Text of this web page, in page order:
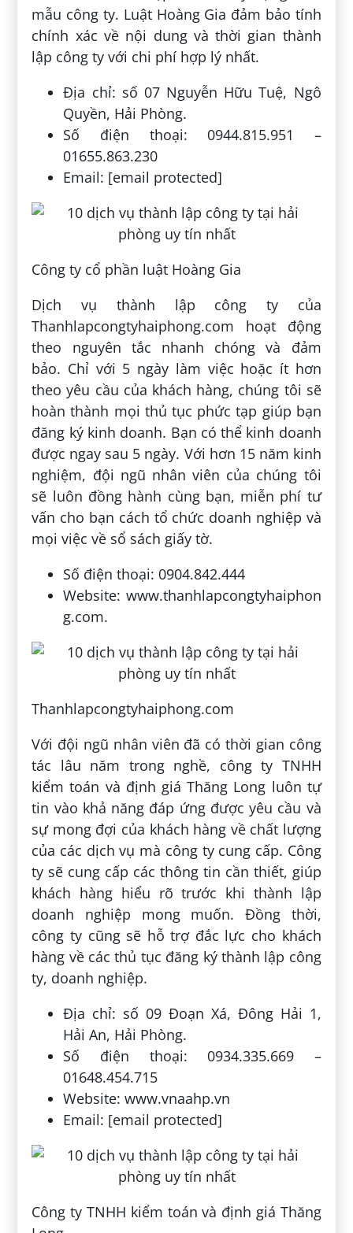
mẫu công ty. Luật Hoàng Gia đảm bảo tính
chính xác về nội dung và thời gian thành
lập công ty với chi phí hợp lý nhất.
Địa chỉ: số 07 Nguyễn Hữu Tuệ, Ngô
Quyền, Hải Phòng.
Số điện thoại: 0944.815.951 –
01655.863.230
Email: [email protected]
Công ty cổ phần luật Hoàng Gia
Dịch vụ thành lập công ty của
Thanhlapcongtyhaiphong.com hoạt động
theo nguyên tắc nhanh chóng và đảm
bảo. Chỉ với 5 ngày làm việc hoặc ít hơn
theo yêu cầu của khách hàng, chúng tôi sẽ
hoàn thành mọi thủ tục phức tạp giúp bạn
đăng ký kinh doanh. Bạn có thể kinh doanh
được ngay sau 5 ngày. Với hơn 15 năm kinh
nghiệm, đội ngũ nhân viên của chúng tôi
sẽ luôn đồng hành cùng bạn, miễn phí tư
vấn cho bạn cách tổ chức doanh nghiệp và
mọi việc về sổ sách giấy tờ.
Số điện thoại: 0904.842.444
Website: www.thanhlapcongtyhaiphon
g.com.
Thanhlapcongtyhaiphong.com
Với đội ngũ nhân viên đã có thời gian công
tác lâu năm trong nghề, công ty TNHH
kiểm toán và định giá Thăng Long luôn tự
tin vào khả năng đáp ứng được yêu cầu và
sự mong đợi của khách hàng về chất lượng
của các dịch vụ mà công ty cung cấp. Công
ty sẽ cung cấp các thông tin cần thiết, giúp
khách hàng hiểu rõ trước khi thành lập
doanh nghiệp mong muốn. Đồng thời,
công ty cũng sẽ hỗ trợ đắc lực cho khách
hàng về các thủ tục đăng ký thành lập công
ty, doanh nghiệp.
Địa chỉ: số 09 Đoạn Xá, Đông Hải 1,
Hải An, Hải Phòng.
Số điện thoại: 0934.335.669 –
01648.454.715
Website: www.vnaahp.vn
Email: [email protected]
Công ty TNHH kiểm toán và định giá Thăng